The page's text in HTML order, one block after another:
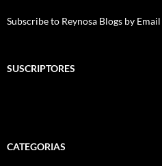
Subscribe to Reynosa Blogs by Email
SUSCRIPTORES
CATEGORIAS